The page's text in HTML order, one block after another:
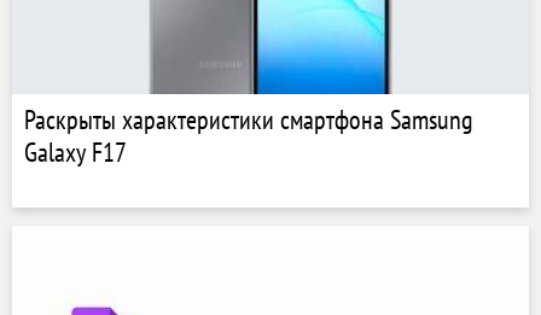
Раскрыты характеристики смартфона Samsung
Galaxy F17